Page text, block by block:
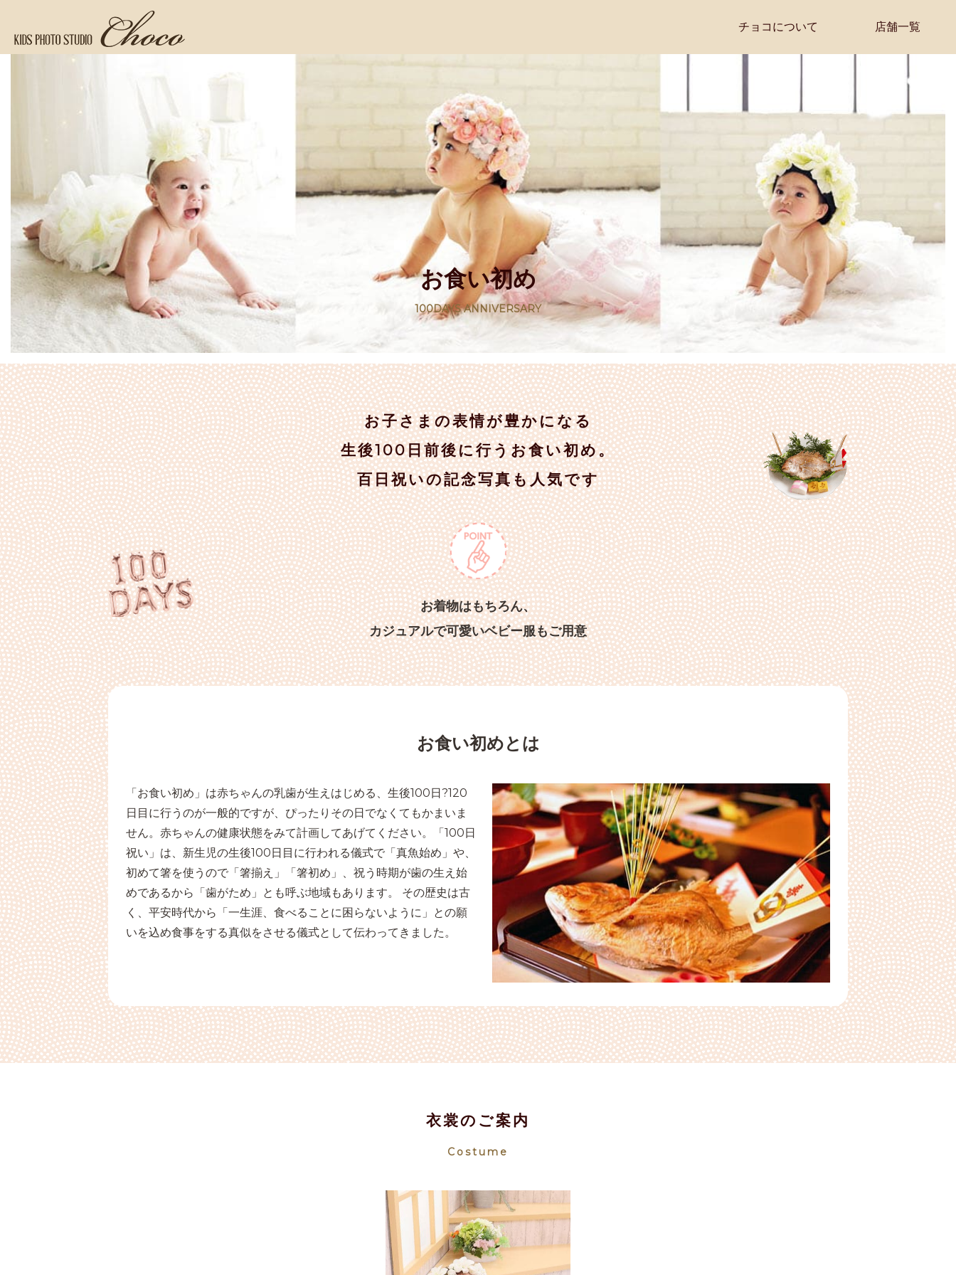
チョコについて 店舗一覧
お食い初め
100DAYS ANNIVERSARY
お子さまの表情が豊かになる
生後100日前後に行うお食い初め。
百日祝いの記念写真も人気です
お着物はもちろん、
カジュアルで可愛いベビー服もご用意
お食い初めとは
「お食い初め」は赤ちゃんの乳歯が生えはじめる、生後100日?120
日目に行うのが一般的ですが、ぴったりその日でなくてもかまいま
せん。赤ちゃんの健康状態をみて計画してあげてください。「100日
祝い」は、新生児の生後100日目に行われる儀式で「真魚始め」や、
初めて箸を使うので「箸揃え」「箸初め」、祝う時期が歯の生え始
めであるから「歯がため」とも呼ぶ地域もあります。 その歴史は古
く、平安時代から「一生涯、食べることに困らないように」との願
いを込め食事をする真似をさせる儀式として伝わってきました。
衣裳のご案内
Costume